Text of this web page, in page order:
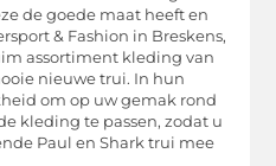
de goede maat heeft en
& Fashion in Breskens,
assortiment kleding van
nieuwe trui. In hun
om op uw gemak rond
kleding te passen, zodat u
Paul en Shark trui mee